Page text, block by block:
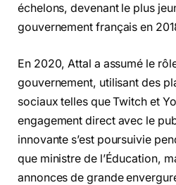
échelons, devenant le plus
gouvernement français en
En 2020, Attal a assumé le
gouvernement, utilisant des
sociaux telles que Twitch et
engagement direct avec le
innovante s’est poursuivie
que ministre de l’Éducation,
annonces de grande